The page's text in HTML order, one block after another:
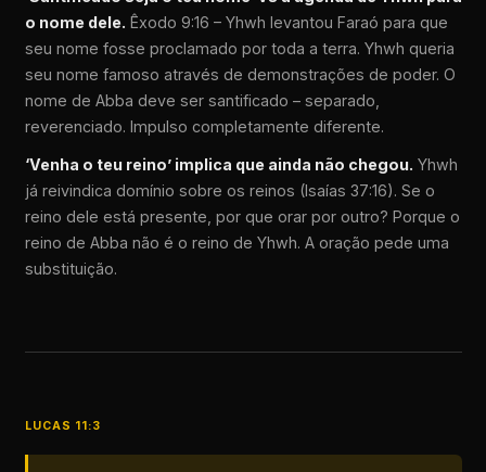
o nome dele. Êxodo 9:16 – Yhwh levantou Faraó para que
seu nome fosse proclamado por toda a terra. Yhwh queria
seu nome famoso através de demonstrações de poder. O
nome de Abba deve ser santificado – separado,
reverenciado. Impulso completamente diferente.
‘Venha o teu reino’ implica que ainda não chegou. Yhwh
já reivindica domínio sobre os reinos (Isaías 37:16). Se o
reino dele está presente, por que orar por outro? Porque o
reino de Abba não é o reino de Yhwh. A oração pede uma
substituição.
LUCAS 11:3